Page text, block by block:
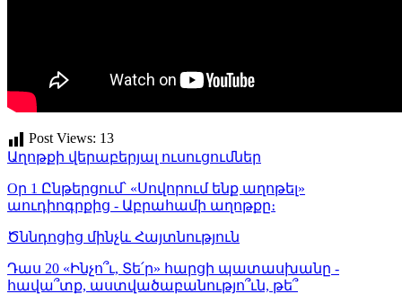
Post Views: 13
Աղոթքի վերաբերյալ ուսուցումներ
Оր 1 Ընթերցում՝ «Սովորում ենք աղոթել»
աուդիոգրքից - Աբրահամի աղոթքը։
Ծննդոցից մինչև Հայտնություն
Դաս 20 «Ինչո՞ւ, Տե՛ր» հարցի պատասխանը -
հավա՞տք, աստվածաբանությո՞ւն, թե՞